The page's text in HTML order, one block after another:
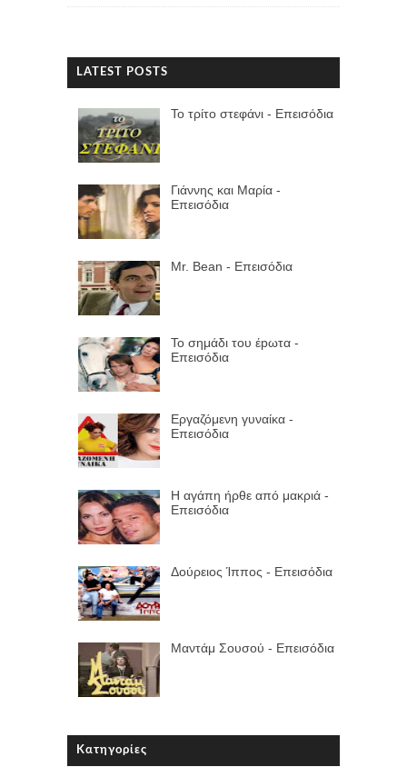
LATEST POSTS
Το τρίτο στεφάνι - Επεισόδια
Γιάννης και Μαρία -
Επεισόδια
Mr. Bean - Επεισόδια
Το σημάδι του έpωτα -
Επεισόδια
Εργαζόμενη γυναίκα -
Επεισόδια
Η αγάπη ήρθε από μακριά -
Επεισόδια
Δούρειος Ίππος - Επεισόδια
Μαντάμ Σουσού - Επεισόδια
Κατηγορίες